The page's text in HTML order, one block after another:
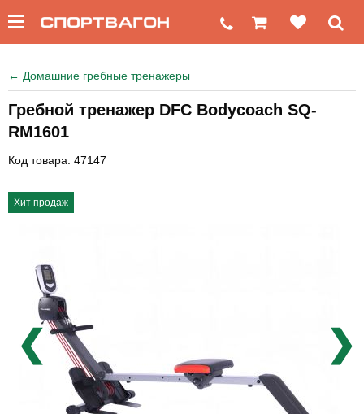
← Домашние гребные тренажеры
Гребной тренажер DFC Bodycoach SQ-
RM1601
Код товара: 47147
Хит продаж
❮ ❯